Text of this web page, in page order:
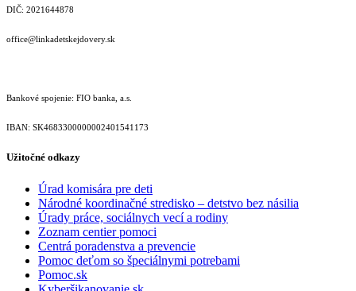
DIČ: 2021644878
office@linkadetskejdovery.sk
Bankové spojenie: FIO banka, a.s.
IBAN: SK46833000000­02401541173
Užitočné odkazy
Úrad komisára pre deti
Národné koordinačné stredisko – detstvo bez násilia
Úrady práce, sociálnych vecí a rodiny
Zoznam centier pomoci
Centrá poradenstva a prevencie
Pomoc deťom so špeciálnymi potrebami
Pomoc.sk